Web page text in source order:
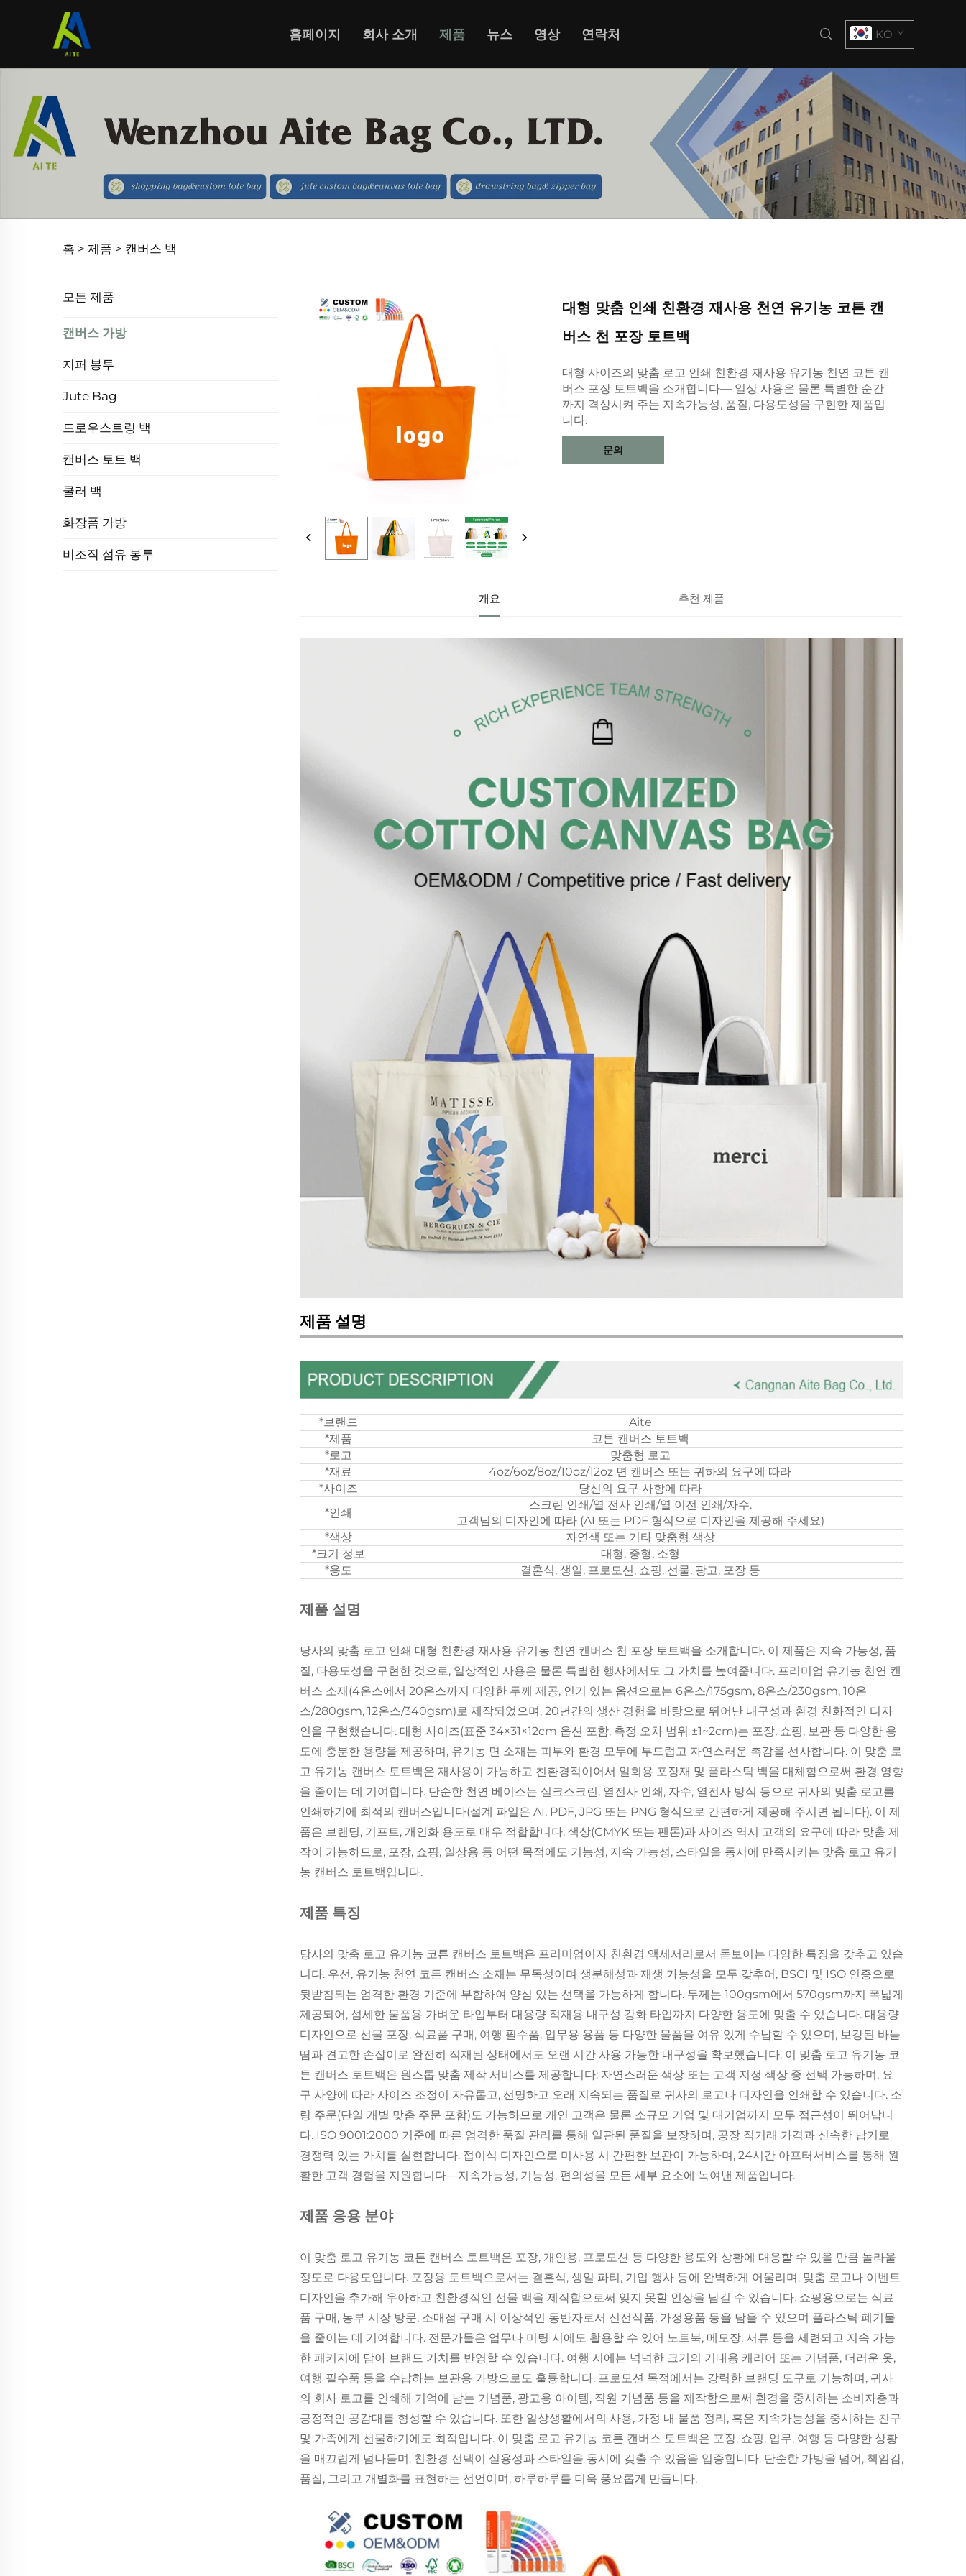
홈페이지 회사 소개 제품 뉴스 영상 연락처 KO
홈 > 제품 > 캔버스 백
모든 제품
캔버스 가방
지퍼 봉투
Jute Bag
드로우스트링 백
캔버스 토트 백
쿨러 백
화장품 가방
비조직 섬유 봉투
대형 맞춤 인쇄 친환경 재사용 천연 유기농 코튼 캔
버스 천 포장 토트백
대형 사이즈의 맞춤 로고 인쇄 친환경 재사용 유기농 천연 코튼 캔
버스 포장 토트백을 소개합니다— 일상 사용은 물론 특별한 순간
까지 격상시켜 주는 지속가능성, 품질, 다용도성을 구현한 제품입
니다.
문의
개요 추천 제품
제품 설명
*브랜드
Aite
*제품
코튼 캔버스 토트백
*로고
맞춤형 로고
*재료
4oz/6oz/8oz/10oz/12oz 면 캔버스 또는 귀하의 요구에 따라
*사이즈
당신의 요구 사항에 따라
*인쇄
스크린 인쇄/열 전사 인쇄/열 이전 인쇄/자수.
고객님의 디자인에 따라 (AI 또는 PDF 형식으로 디자인을 제공해 주세요)
*색상
자연색 또는 기타 맞춤형 색상
*크기 정보
대형, 중형, 소형
*용도
결혼식, 생일, 프로모션, 쇼핑, 선물, 광고, 포장 등
제품 설명
당사의 맞춤 로고 인쇄 대형 친환경 재사용 유기농 천연 캔버스 천 포장 토트백을 소개합니다. 이 제품은 지속 가능성, 품
질, 다용도성을 구현한 것으로, 일상적인 사용은 물론 특별한 행사에서도 그 가치를 높여줍니다. 프리미엄 유기농 천연 캔
버스 소재(4온스에서 20온스까지 다양한 두께 제공, 인기 있는 옵션으로는 6온스/175gsm, 8온스/230gsm, 10온
스/280gsm, 12온스/340gsm)로 제작되었으며, 20년간의 생산 경험을 바탕으로 뛰어난 내구성과 환경 친화적인 디자
인을 구현했습니다. 대형 사이즈(표준 34×31×12cm 옵션 포함, 측정 오차 범위 ±1~2cm)는 포장, 쇼핑, 보관 등 다양한 용
도에 충분한 용량을 제공하며, 유기농 면 소재는 피부와 환경 모두에 부드럽고 자연스러운 촉감을 선사합니다. 이 맞춤 로
고 유기농 캔버스 토트백은 재사용이 가능하고 친환경적이어서 일회용 포장재 및 플라스틱 백을 대체함으로써 환경 영향
을 줄이는 데 기여합니다. 단순한 천연 베이스는 실크스크린, 열전사 인쇄, 자수, 열전사 방식 등으로 귀사의 맞춤 로고를
인쇄하기에 최적의 캔버스입니다(설계 파일은 AI, PDF, JPG 또는 PNG 형식으로 간편하게 제공해 주시면 됩니다). 이 제
품은 브랜딩, 기프트, 개인화 용도로 매우 적합합니다. 색상(CMYK 또는 팬톤)과 사이즈 역시 고객의 요구에 따라 맞춤 제
작이 가능하므로, 포장, 쇼핑, 일상용 등 어떤 목적에도 기능성, 지속 가능성, 스타일을 동시에 만족시키는 맞춤 로고 유기
농 캔버스 토트백입니다.
제품 특징
당사의 맞춤 로고 유기농 코튼 캔버스 토트백은 프리미엄이자 친환경 액세서리로서 돋보이는 다양한 특징을 갖추고 있습
니다. 우선, 유기농 천연 코튼 캔버스 소재는 무독성이며 생분해성과 재생 가능성을 모두 갖추어, BSCI 및 ISO 인증으로
뒷받침되는 엄격한 환경 기준에 부합하여 양심 있는 선택을 가능하게 합니다. 두께는 100gsm에서 570gsm까지 폭넓게
제공되어, 섬세한 물품용 가벼운 타입부터 대용량 적재용 내구성 강화 타입까지 다양한 용도에 맞출 수 있습니다. 대용량
디자인으로 선물 포장, 식료품 구매, 여행 필수품, 업무용 용품 등 다양한 물품을 여유 있게 수납할 수 있으며, 보강된 바늘
땀과 견고한 손잡이로 완전히 적재된 상태에서도 오랜 시간 사용 가능한 내구성을 확보했습니다. 이 맞춤 로고 유기농 코
튼 캔버스 토트백은 원스톱 맞춤 제작 서비스를 제공합니다: 자연스러운 색상 또는 고객 지정 색상 중 선택 가능하며, 요
구 사양에 따라 사이즈 조정이 자유롭고, 선명하고 오래 지속되는 품질로 귀사의 로고나 디자인을 인쇄할 수 있습니다. 소
량 주문(단일 개별 맞춤 주문 포함)도 가능하므로 개인 고객은 물론 소규모 기업 및 대기업까지 모두 접근성이 뛰어납니
다. ISO 9001:2000 기준에 따른 엄격한 품질 관리를 통해 일관된 품질을 보장하며, 공장 직거래 가격과 신속한 납기로
경쟁력 있는 가치를 실현합니다. 접이식 디자인으로 미사용 시 간편한 보관이 가능하며, 24시간 아프터서비스를 통해 원
활한 고객 경험을 지원합니다—지속가능성, 기능성, 편의성을 모든 세부 요소에 녹여낸 제품입니다.
제품 응용 분야
이 맞춤 로고 유기농 코튼 캔버스 토트백은 포장, 개인용, 프로모션 등 다양한 용도와 상황에 대응할 수 있을 만큼 놀라울
정도로 다용도입니다. 포장용 토트백으로서는 결혼식, 생일 파티, 기업 행사 등에 완벽하게 어울리며, 맞춤 로고나 이벤트
디자인을 추가해 우아하고 친환경적인 선물 백을 제작함으로써 잊지 못할 인상을 남길 수 있습니다. 쇼핑용으로는 식료
품 구매, 농부 시장 방문, 소매점 구매 시 이상적인 동반자로서 신선식품, 가정용품 등을 담을 수 있으며 플라스틱 폐기물
을 줄이는 데 기여합니다. 전문가들은 업무나 미팅 시에도 활용할 수 있어 노트북, 메모장, 서류 등을 세련되고 지속 가능
한 패키지에 담아 브랜드 가치를 반영할 수 있습니다. 여행 시에는 넉넉한 크기의 기내용 캐리어 또는 기념품, 더러운 옷,
여행 필수품 등을 수납하는 보관용 가방으로도 훌륭합니다. 프로모션 목적에서는 강력한 브랜딩 도구로 기능하며, 귀사
의 회사 로고를 인쇄해 기억에 남는 기념품, 광고용 아이템, 직원 기념품 등을 제작함으로써 환경을 중시하는 소비자층과
긍정적인 공감대를 형성할 수 있습니다. 또한 일상생활에서의 사용, 가정 내 물품 정리, 혹은 지속가능성을 중시하는 친구
및 가족에게 선물하기에도 최적입니다. 이 맞춤 로고 유기농 코튼 캔버스 토트백은 포장, 쇼핑, 업무, 여행 등 다양한 상황
을 매끄럽게 넘나들며, 친환경 선택이 실용성과 스타일을 동시에 갖출 수 있음을 입증합니다. 단순한 가방을 넘어, 책임감,
품질, 그리고 개별화를 표현하는 선언이며, 하루하루를 더욱 풍요롭게 만듭니다.